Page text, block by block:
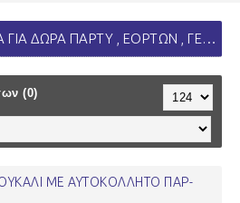
ΜΠΟΥΚΑΛΙΑ ΓΥΑΛΙΝΑ ΓΙΑ ΔΏΡΑ ΠΆΡΤΥ , ΕΟΡΤΏΝ , ΓΕΝΕΘΛΊΩΝ
(0)